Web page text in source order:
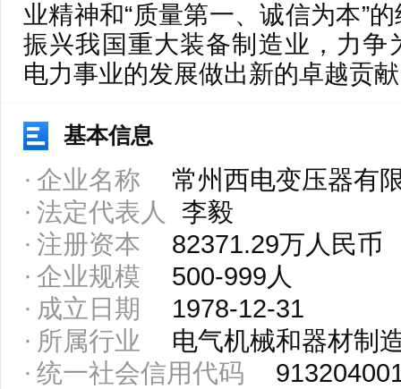
业精神和“质量第一、诚信为本”
振兴我国重大装备制造业，力争
电力事业的发展做出新的卓越贡
基本信息
企业名称
常州西电变压器有
法定代表人
李毅
注册资本
82371.29万人民币
企业规模
500-999人
成立日期
1978-12-31
所属行业
电气机械和器材制
统一社会信用代码